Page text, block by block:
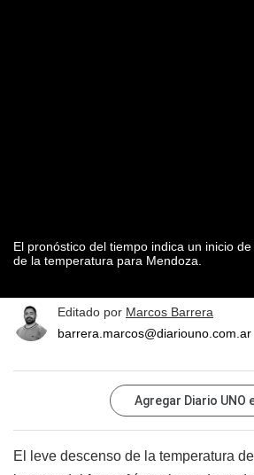
El pronóstico del tiempo indica un inicio
de la temperatura para Mendoza.
Editado por Marcos Barrera
barrera.marcos@diariouno.com.ar
Agregar Diario UNO
El leve descenso de la temperatura